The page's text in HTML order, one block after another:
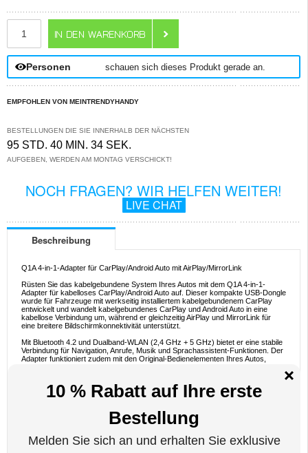
Personen schauen sich dieses Produkt gerade an.
EMPFOHLEN VON MEINTRENDYHANDY
BESTELLUNGEN DIE SIE INNERHALB DER NÄCHSTEN
95 STD. 40 MIN. 34 SEK.
AUFGEBEN, WERDEN AM MONTAG VERSCHICKT!
NOCH FRAGEN? WIR HELFEN WEITER!
LIVE CHAT
Beschreibung
Q1A 4-in-1-Adapter für CarPlay/Android Auto mit AirPlay/MirrorLink
Rüsten Sie das kabelgebundene System Ihres Autos mit dem Q1A 4-in-1-
Adapter für kabelloses CarPlay/Android Auto auf. Dieser kompakte USB-Dongle
wurde für Fahrzeuge mit werkseitig installiertem kabelgebundenem CarPlay
entwickelt und wandelt kabelgebundenes CarPlay und Android Auto in eine
kabellose Verbindung um, während er gleichzeitig AirPlay und MirrorLink für
eine breitere Bildschirmkonnektivität unterstützt.
Mit Bluetooth 4.2 und Dualband-WLAN (2,4 GHz + 5 GHz) bietet er eine stabile
Verbindung für Navigation, Anrufe, Musik und Sprachassistent-Funktionen. Der
Adapter funktioniert zudem mit den Original-Bedienelementen Ihres Autos,
Atembeleuchtung verleiht dem Innenraum einen stilvollen, technikorientierten
- 4-in-1-Unterstützung: Wireless CarPlay, Wireless Android Auto, AirPlay, Mirror
- Wandelt kabelgebundenes CarPlay und kabelgebundenes Android Auto in